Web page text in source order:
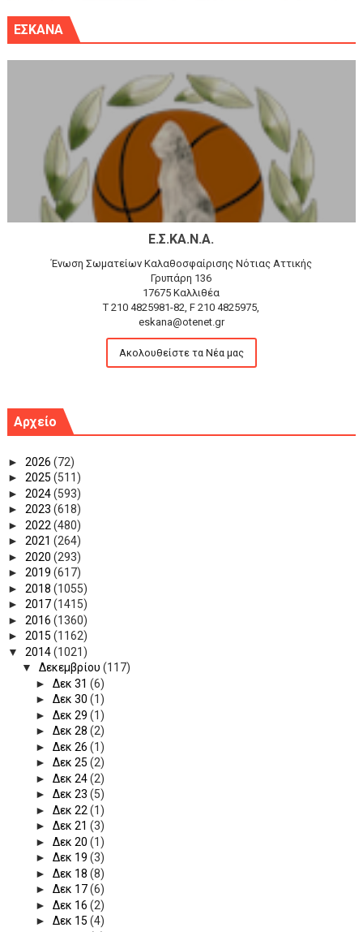
ΕΣΚΑΝΑ
Ε.Σ.ΚΑ.Ν.Α.
Ένωση Σωματείων Καλαθοσφαίρισης Νότιας Αττικής
Γρυπάρη 136
17675 Καλλιθέα
T 210 4825981-82, F 210 4825975,
eskana@otenet.gr
Ακολουθείστε τα Νέα μας
Αρχείο
► 2026 (72)
► 2025 (511)
► 2024(593)
► 2023 (618)
► 2022 (480)
► 2021 (264)
► 2020 (293)
► 2019 (617)
► 2018 (1055)
► 2017(1415)
► 2016 (1360)
► 2015 (1162)
▼ 2014(1021)
▼ Δεκεμβρίου (117)
► Δεκ 31 (6)
► Δεκ 30 (1)
► Δεκ 29 (1)
► Δεκ 28 (2)
► Δεκ 26 (1)
► Δεκ 25 (2)
► Δεκ 24(2)
► Δεκ 23 (5)
► Δεκ 22 (1)
► Δεκ 21 (3)
► Δεκ 20 (1)
► Δεκ 19 (3)
► Δεκ 18 (8)
► Δεκ 17(6)
► Δεκ 16 (2)
► Δεκ 15 (4)